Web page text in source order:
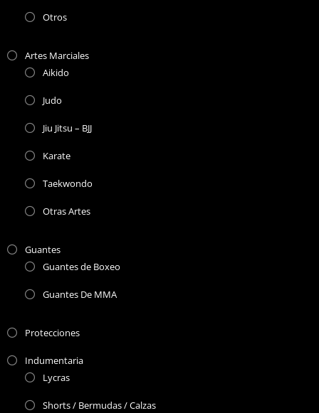
Otros
Artes Marciales
Aikido
Judo
Jiu Jitsu – BJJ
Karate
Taekwondo
Otras Artes
Guantes
Guantes de Boxeo
Guantes De MMA
Protecciones
Indumentaria
Lycras
Shorts / Bermudas / Calzas